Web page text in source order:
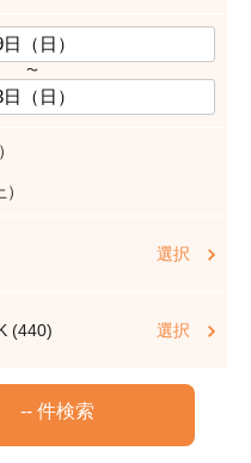
〜
選択
(440) 選択